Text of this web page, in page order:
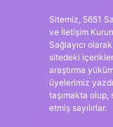
Sitemiz, 5651
ve İletişim
Sağlayıcı
sitedeki
araştırma
üyelerimiz
taşımakta
etmiş sayılırlar.